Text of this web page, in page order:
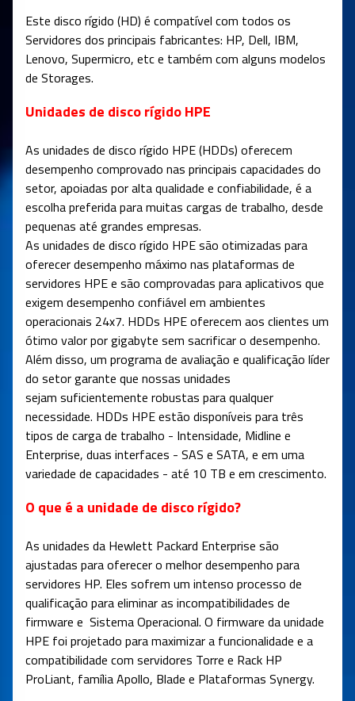
Este disco rígido (HD) é compatível com todos os
Servidores dos principais fabricantes: HP, Dell, IBM,
Lenovo, Supermicro, etc e também com alguns modelos
de Storages.
Unidades de disco rígido HPE
As unidades de disco rígido HPE (HDDs) oferecem
desempenho comprovado nas principais capacidades do
setor, apoiadas por alta qualidade e confiabilidade, é a
escolha preferida para muitas cargas de trabalho, desde
pequenas até grandes empresas.
As unidades de disco rígido HPE são otimizadas para
oferecer desempenho máximo nas plataformas de
servidores HPE e são comprovadas para aplicativos que
exigem desempenho confiável em ambientes
operacionais 24x7. HDDs HPE oferecem aos clientes um
ótimo valor por gigabyte sem sacrificar o desempenho.
Além disso, um programa de avaliação e qualificação líder
do setor garante que nossas unidades
sejam suficientemente robustas para qualquer
necessidade. HDDs HPE estão disponíveis para três
tipos de carga de trabalho - Intensidade, Midline e
Enterprise, duas interfaces - SAS e SATA, e em uma
variedade de capacidades - até 10 TB e em crescimento.
O que é a unidade de disco rígido?
As unidades da Hewlett Packard Enterprise são
ajustadas para oferecer o melhor desempenho para
servidores HP. Eles sofrem um intenso processo de
qualificação para eliminar as incompatibilidades de
firmware e Sistema Operacional. O firmware da unidade
HPE foi projetado para maximizar a funcionalidade e a
compatibilidade com servidores Torre e Rack HP
ProLiant, família Apollo, Blade e Plataformas Synergy.